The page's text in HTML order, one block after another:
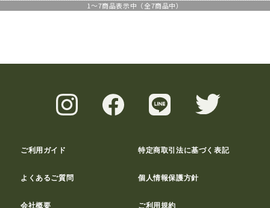
1 ～7商品表示中（全7商品中）
ご利用ガイド 特定商取引法に基づく表記
よくあるご質問 個人情報保護方針
会社概要 ご利用規約